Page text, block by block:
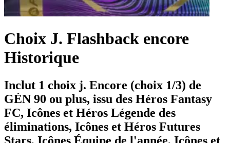
Choix J. Flashback encore
Historique
Inclut 1 choix j. Encore (choix 1/3) de
GÉN 90 ou plus, issu des Héros Fantasy
FC, Icônes et Héros Légende des
éliminations, Icônes et Héros Futures